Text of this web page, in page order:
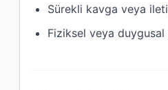
Sürekli kavga veya
Fiziksel veya